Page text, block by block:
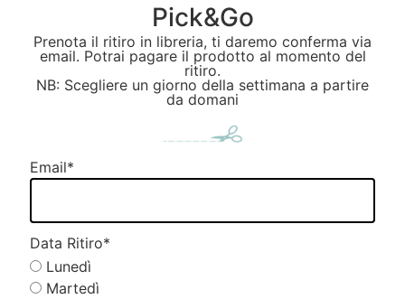
Pick&Go
Prenota il ritiro in libreria, ti daremo conferma via
email. Potrai pagare il prodotto al momento del
ritiro.
NB: Scegliere un giorno della settimana a partire
da domani
Email*
Data Ritiro*
Lunedì
Martedì